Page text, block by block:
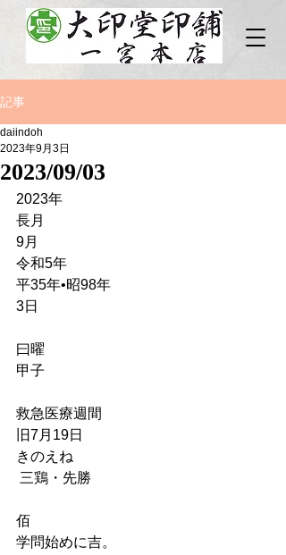
記事
2023/09/03
daiindoh
2023年9月3日
2023年
長月
9月
令和5年
平35年•昭98年
3日
曰曜
甲子
救急医療週間
旧7月19日
きのえね
三鶏・先勝
佰
学問始めに吉。